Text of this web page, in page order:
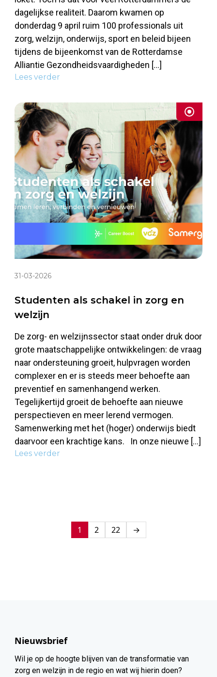
dagelijkse realiteit. Daarom kwamen op
donderdag 9 april ruim 100 professionals uit
zorg, welzijn, onderwijs, sport en beleid bijeen
tijdens de bijeenkomst van de Rotterdamse
Alliantie Gezondheidsvaardigheden […]
Lees verder
31-03-2026
Studenten als schakel in zorg en
welzijn
De zorg- en welzijnssector staat onder druk door
grote maatschappelijke ontwikkelingen: de vraag
naar ondersteuning groeit, hulpvragen worden
complexer en er is steeds meer behoefte aan
preventief en samenhangend werken.
Tegelijkertijd groeit de behoefte aan nieuwe
perspectieven en meer lerend vermogen.
Samenwerking met het (hoger) onderwijs biedt
daarvoor een krachtige kans. In onze nieuwe […]
Lees verder
1 2 22 →
Nieuwsbrief
Wil je op de hoogte blijven van de transformatie van
zorg en welzijn in de regio en wat wij hierin doen?